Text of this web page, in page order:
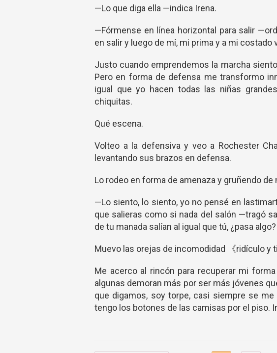
—Lo que diga ella —indica Irena.
—Fórmense en línea horizontal para salir
en salir y luego de mí, mi prima y a mi costado
Justo cuando emprendemos la marcha
Pero en forma de defensa me transformo
igual que yo hacen todas las niñas
chiquitas.
Qué escena.
Volteo a la defensiva y veo a Rochester
levantando sus brazos en defensa.
Lo rodeo en forma de amenaza y gruñendo de
—Lo siento, lo siento, yo no pensé en
que salieras como si nada del salón —tragó
de tu manada salían al igual que tú, ¿pasa algo?
Muevo las orejas de incomodidad 《ridículo y
Me acerco al rincón para recuperar mi
algunas demoran más por ser más jóvenes
que digamos, soy torpe, casi siempre se
tengo los botones de las camisas por el piso.